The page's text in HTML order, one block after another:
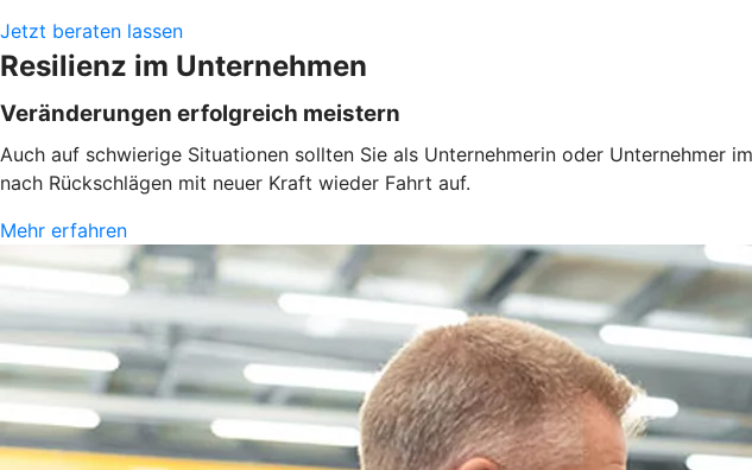
Jetzt beraten lassen
Resilienz im Unternehmen
Veränderungen erfolgreich meistern
Auch auf schwierige Situationen sollten Sie als Unternehmerin oder Unternehmer
nach Rückschlägen mit neuer Kraft wieder Fahrt auf.
Mehr erfahren